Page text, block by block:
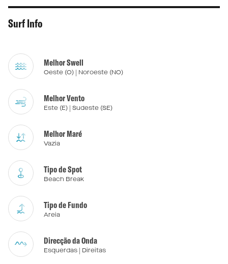
Surf Info
Melhor Swell
Oeste (O) | Noroeste (NO)
Melhor Vento
Este (E) | Sudeste (SE)
Melhor Maré
Vazia
Tipo de Spot
Beach Break
Tipo de Fundo
Areia
Direcção da Onda
Esquerdas | Direitas